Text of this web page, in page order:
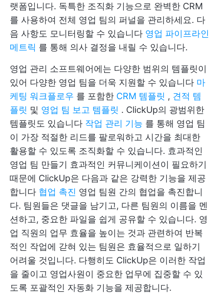
랫폼입니다. 독특한 조직화 기능으로 완벽한 CRM
를 사용하여 전체 영업 팀의 퍼널을 관리하세요. 다
음 사항도 모니터링할 수 있습니다 영업 파이프라인
메트릭 를 통해 의사 결정을 내릴 수 있습니다.
영업 관리 소프트웨어에는 다양한 범위의 템플릿이
있어 다양한 영업 팀을 더욱 지원할 수 있습니다 마
케팅 워크플로우 를 포함한 CRM 템플릿 , 견적 템
플릿 및 영업 팀 보고 템플릿 . ClickUp의 광범위한
템플릿도 있습니다 작업 관리 기능 를 통해 영업 팀
이 가장 적절한 리드를 팔로워하고 시간을 최대한
활용할 수 있도록 조직화할 수 있습니다. 효과적인
영업 팀 만들기 효과적인 커뮤니케이션이 필요하기
때문에 ClickUp은 다음과 같은 강력한 기능을 제공
합니다 협업 촉진 영업 팀원 간의 협업을 촉진합니
다. 팀원들은 댓글을 남기고, 다른 팀원의 이름을 멘
션하고, 중요한 파일을 쉽게 공유할 수 있습니다. 영
업 직원의 업무 효율을 높이는 것과 관련하여 반복
적인 작업에 갇혀 있는 팀원은 효율적으로 일하기
어려울 것입니다. 다행히도 ClickUp은 이러한 작업
을 줄이고 영업사원이 중요한 업무에 집중할 수 있
도록 포괄적인 자동화 기능을 제공합니다.